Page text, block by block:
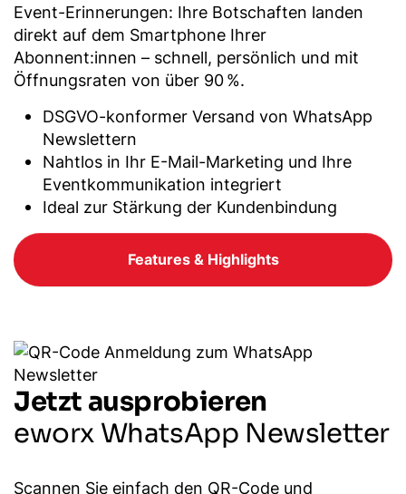
Event-Erinnerungen: Ihre Botschaften landen
direkt auf dem Smartphone Ihrer
Abonnent:innen – schnell, persönlich und mit
Öffnungsraten von über 90 %.
DSGVO-konformer Versand von WhatsApp
Newslettern
Nahtlos in Ihr E-Mail-Marketing und Ihre
Eventkommunikation integriert
Ideal zur Stärkung der Kundenbindung
Features & Highlights
Jetzt ausprobieren
eworx WhatsApp Newsletter
Scannen Sie einfach den QR-Code und